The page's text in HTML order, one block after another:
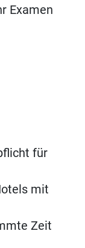
Examen
für
mit
Zeit